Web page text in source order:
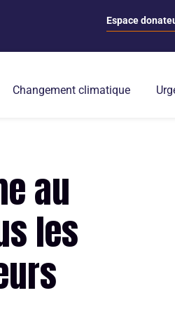
Espace
Changement climatique
au
les